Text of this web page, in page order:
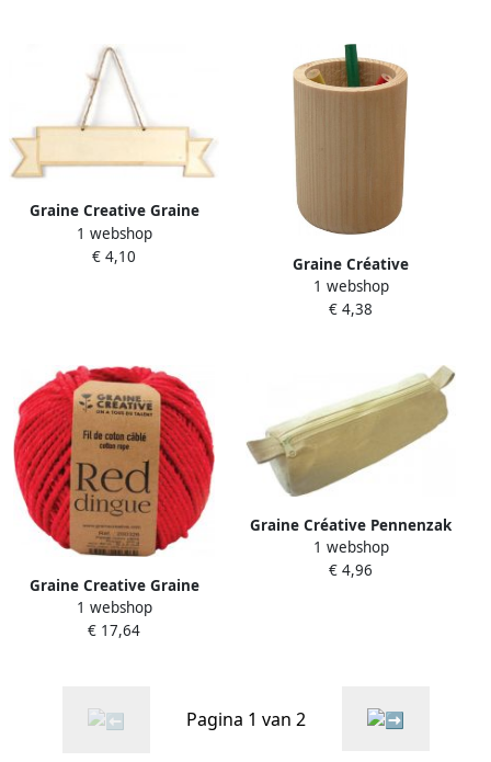
Graine Creative Graine
CrÃ©ative Houten
ophangbordje
1 webshop
€ 4,10
Graine Créative
Potloodhouder
1 webshop
€ 4,38
Graine Creative Graine
CrÃ©ative MacramÃ© touw
ft 2 5 mm x 80 m rood
1 webshop
€ 17,64
Graine Créative Pennenzak
1 webshop
€ 4,96
Pagina 1 van 2